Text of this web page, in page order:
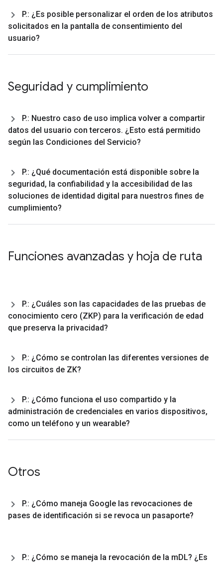
P.: ¿Es posible personalizar el orden de los atributos
solicitados en la pantalla de consentimiento del
usuario?
Seguridad y cumplimiento
P.: Nuestro caso de uso implica volver a compartir
datos del usuario con terceros. ¿Esto está permitido
según las Condiciones del Servicio?
P.: ¿Qué documentación está disponible sobre la
seguridad, la confiabilidad y la accesibilidad de las
soluciones de identidad digital para nuestros fines de
cumplimiento?
Funciones avanzadas y hoja de ruta
P.: ¿Cuáles son las capacidades de las pruebas de
conocimiento cero (ZKP) para la verificación de edad
que preserva la privacidad?
P.: ¿Cómo se controlan las diferentes versiones de
los circuitos de ZK?
P.: ¿Cómo funciona el uso compartido y la
administración de credenciales en varios dispositivos,
como un teléfono y un wearable?
Otros
P.: ¿Cómo maneja Google las revocaciones de
pases de identificación si se revoca un pasaporte?
P.: ¿Cómo se maneja la revocación de la mDL? ¿Es